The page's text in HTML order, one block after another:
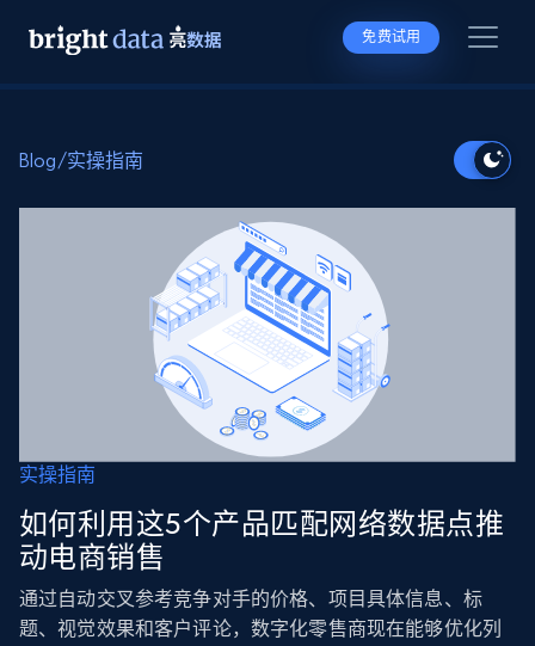
免费试用
Blog/实操指南
实操指南
如何利用这5个产品匹配网络数据点推
动电商销售
通过自动交叉参考竞争对手的价格、项目具体信息、标
题、视觉效果和客户评论，数字化零售商现在能够优化列